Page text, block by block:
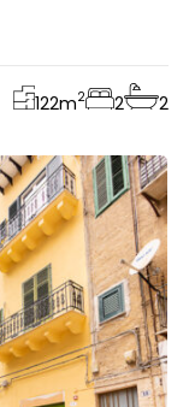
122m2 2 2